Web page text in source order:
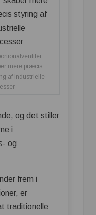
mere præcis
af industrielle
og det stiller
i
og
frem i
er
traditionelle